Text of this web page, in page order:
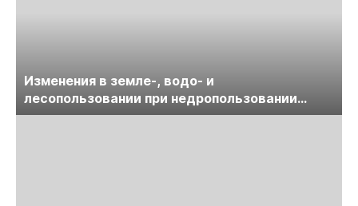
Изменения в земле-, водо- и
лесопользовании при недропользовании
обсудят на семинаре «ПравоТЭК»